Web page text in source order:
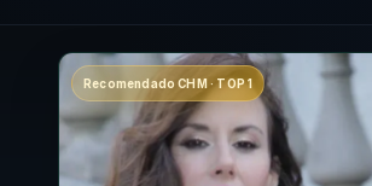
Recomendado CHM · TOP 1